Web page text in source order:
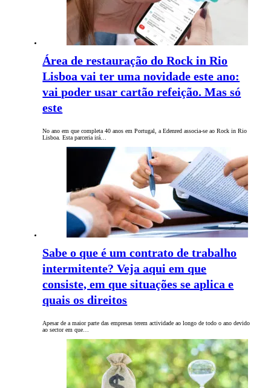
Área de restauração do Rock in Rio
Lisboa vai ter uma novidade este ano:
vai poder usar cartão refeição. Mas só
este
No ano em que completa 40 anos em Portugal, a Edenred associa-se ao Rock in Rio
Lisboa. Esta parceria irá…
Sabe o que é um contrato de trabalho
intermitente? Veja aqui em que
consiste, em que situações se aplica e
quais os direitos
Apesar de a maior parte das empresas terem actividade ao longo de todo o ano devido
ao sector em que…